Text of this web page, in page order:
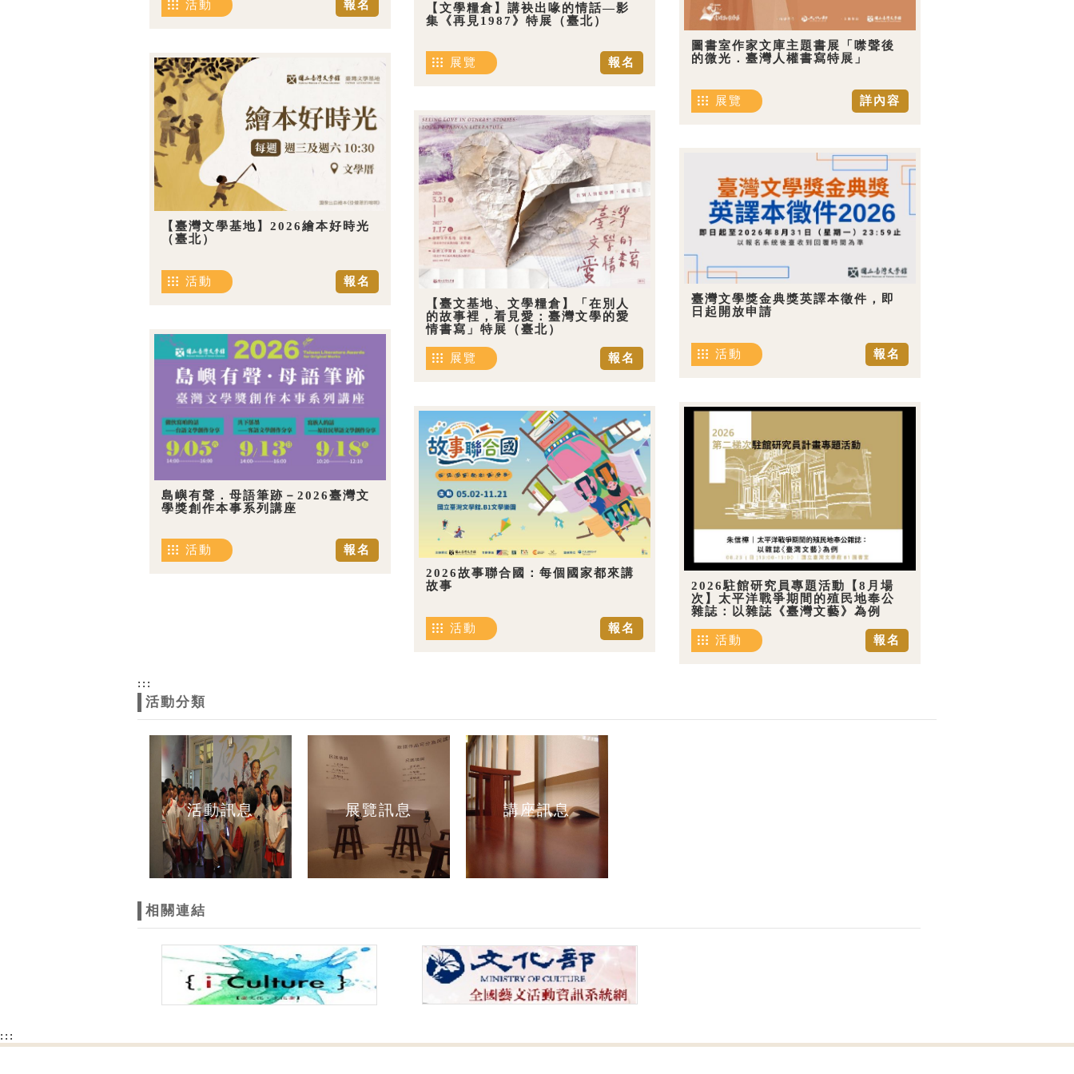
報名
活動
【文學糧倉】講袂出喙的情話—影
集《再見1987》特展（臺北）
報名
展覽
圖書室作家文庫主題書展「噤聲後
的微光．臺灣人權書寫特展」
詳內容
展覽
【臺灣文學基地】2026繪本好時光
（臺北）
報名
活動
【臺文基地、文學糧倉】「在別人
的故事裡，看見愛：臺灣文學的愛
情書寫」特展（臺北）
報名
展覽
臺灣文學獎金典獎英譯本徵件，即
日起開放申請
報名
活動
島嶼有聲．母語筆跡－2026臺灣文
學獎創作本事系列講座
報名
活動
2026駐館研究員專題活動【8月場
次】太平洋戰爭期間的殖民地奉公
雜誌：以雜誌《臺灣文藝》為例
報名
活動
2026故事聯合國：每個國家都來講
故事
報名
活動
:::
活動分類
活動訊息 展覽訊息 講座訊息
相關連結
:::